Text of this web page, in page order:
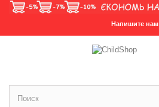
Напишите нам